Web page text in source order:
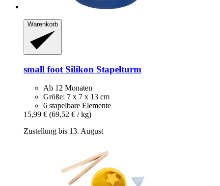
Warenkorb
small foot Silikon Stapelturm
Ab 12 Monaten
Größe: 7 x 7 x 13 cm
6 stapelbare Elemente
15,99 € (69,52 € / kg)
Zustellung bis 13. August